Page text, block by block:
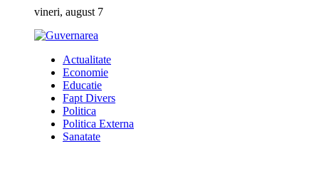
content
vineri, august 7
Actualitate
Economie
Educatie
Fapt Divers
Politica
Politica Externa
Sanatate